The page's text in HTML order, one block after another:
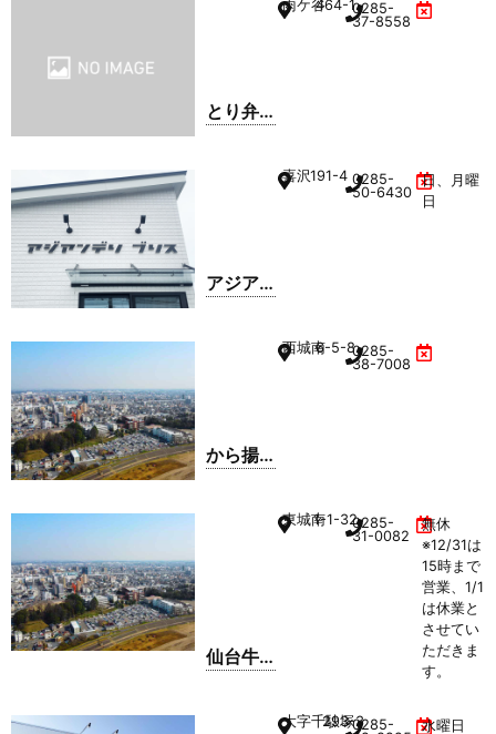
とり弁
雨ケ谷464-10285-
37-8558
アジア
喜沢191-4 0285-
50-6430
日、月曜
日
から揚
西城南6-5-80285-
38-7008
仙台牛
東城南1-1-320285-
31-0082
無休
※12/31は
15時まで
営業、1/1
は休業と
させてい
ただきま
す。
大字千駄塚
293-30285-
水曜日